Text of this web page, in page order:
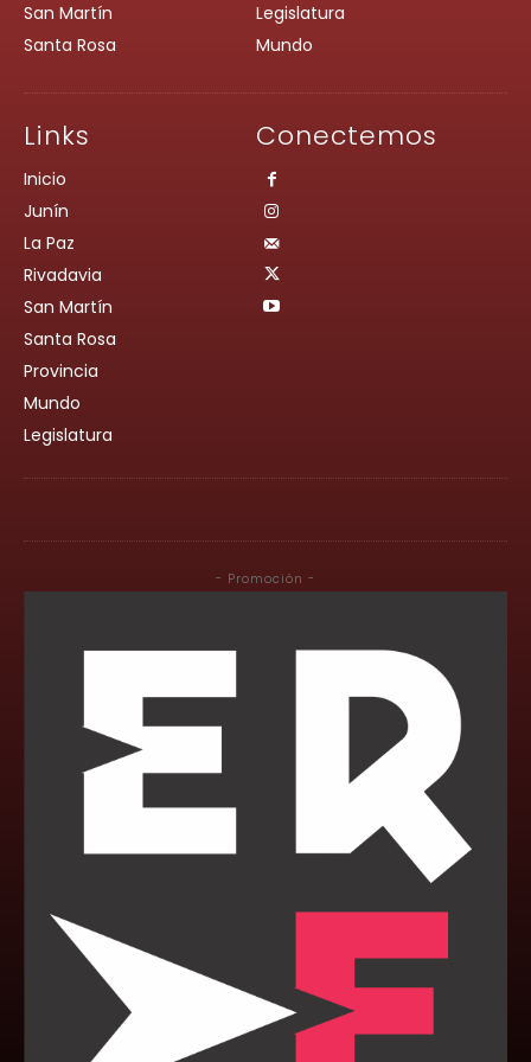
San Martín
Santa Rosa
Legislatura
Mundo
Links
Inicio
Junín
La Paz
Rivadavia
San Martín
Santa Rosa
Provincia
Mundo
Legislatura
Conectemos
- Promoción -